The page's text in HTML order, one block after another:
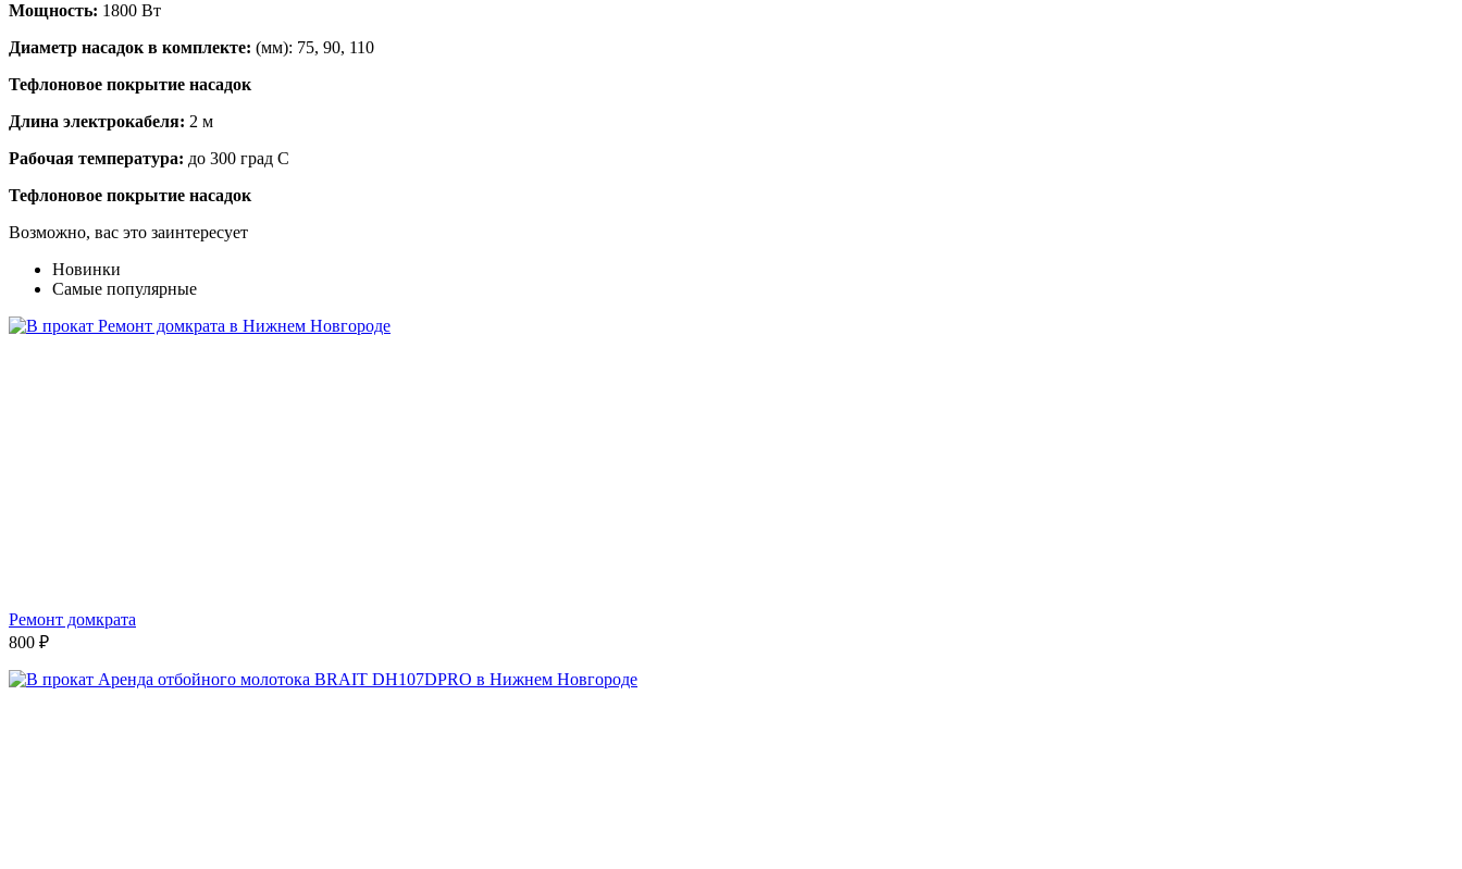
Мощность: 1800 Вт
Диаметр насадок в комплекте: (мм): 75, 90, 110
Тефлоновое покрытие насадок
Длина электрокабеля: 2 м
Рабочая температура: до 300 град С
Тефлоновое покрытие насадок
Возможно, вас это заинтересует
Новинки
Самые популярные
Ремонт домкрата
800 ₽